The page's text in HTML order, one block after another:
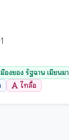
องยอง รัฐฉาน เมียนมา
ไทลื้อ